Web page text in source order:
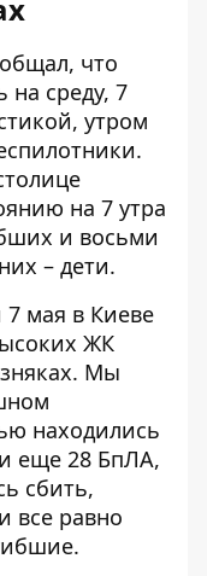
что
на среду, 7
, утром
на 7 утра
и восьми
– дети.
7 мая в Киеве
ЖК
Мы
находились
еще 28 БпЛА,
сбить,
все равно